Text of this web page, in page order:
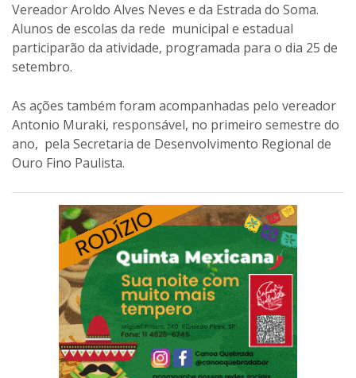
Vereador Aroldo Alves Neves e da Estrada do Soma.
Alunos de escolas da rede municipal e estadual
participarão da atividade, programada para o dia 25 de
setembro.
As ações também foram acompanhadas pelo vereador
Antonio Muraki, responsável, no primeiro semestre do
ano, pela Secretaria de Desenvolvimento Regional de
Ouro Fino Paulista.